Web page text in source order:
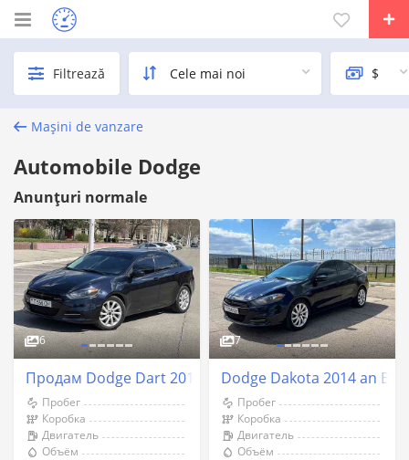
Filtrează
Mașini de vanzare
Automobile Dodge
Anunțuri normale
6
Продам Dodge Dart 2014 г/в Газ-Метан
Пробег
Коробка
Двигатель
Объём
7
Dodge Dakota 2014 an
Пробег
Коробка
Двигатель
Объём